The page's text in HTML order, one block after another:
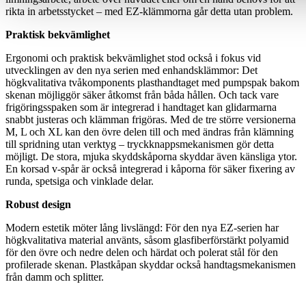
rikta in arbetsstycket – med EZ-klämmorna går detta utan problem.
Praktisk bekvämlighet
Ergonomi och praktisk bekvämlighet stod också i fokus vid
utvecklingen av den nya serien med enhandsklämmor: Det
högkvalitativa tvåkomponents plasthandtaget med pumpspak bakom
skenan möjliggör säker åtkomst från båda hållen. Och tack vare
frigöringsspaken som är integrerad i handtaget kan glidarmarna
snabbt justeras och klämman frigöras. Med de tre större versionerna
M, L och XL kan den övre delen till och med ändras från klämning
till spridning utan verktyg – tryckknappsmekanismen gör detta
möjligt. De stora, mjuka skyddskåporna skyddar även känsliga ytor.
En korsad v-spår är också integrerad i kåporna för säker fixering av
runda, spetsiga och vinklade delar.
Robust design
Modern estetik möter lång livslängd: För den nya EZ-serien har
högkvalitativa material använts, såsom glasfiberförstärkt polyamid
för den övre och nedre delen och härdat och polerat stål för den
profilerade skenan. Plastkåpan skyddar också handtagsmekanismen
från damm och splitter.